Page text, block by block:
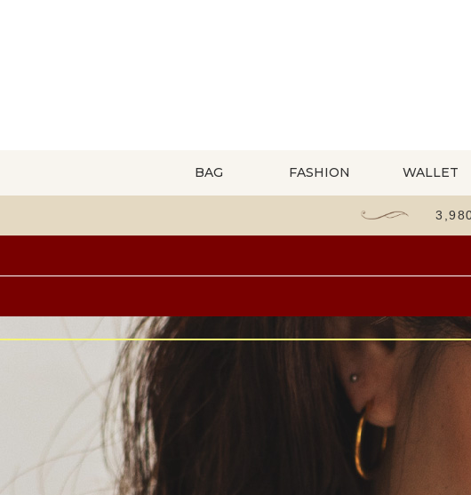
BAG
トートバッグ ショルダーバッ
冬バッグ（ファ
FASHION
トップス ボトムス
WALLET
長財布 折財布
名刺・カードケ
バッグアクセサリー 帽子
小さいバッグ特集 大きいバッグ特
キルティングバ